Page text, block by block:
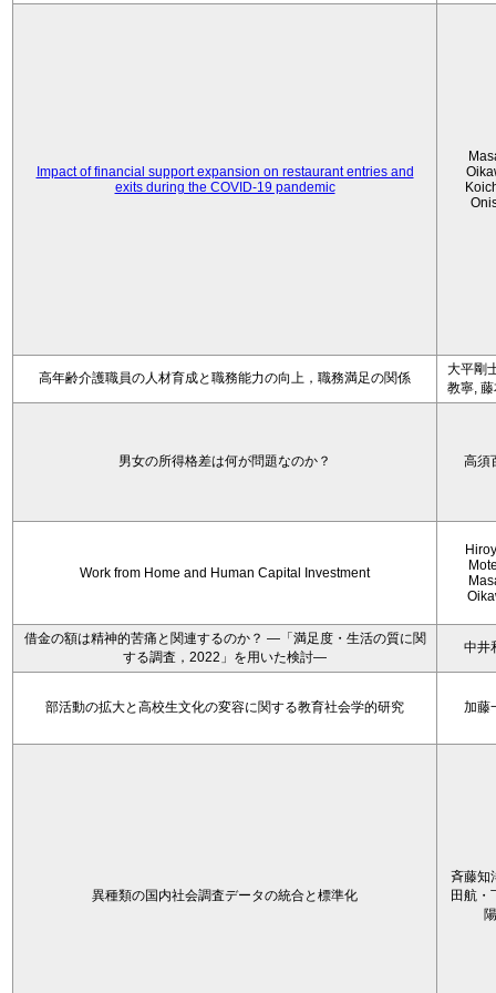
Impact of financial support expansion on restaurant entries and
exits during the COVID-19 pandemic
高年齢介護職員の人材育成と職務能力の向上，職務満足の関係
大平剛
教寧,
男女の所得格差は何が問題なのか？ 高須
Work from Home and Human Capital Investment
借金の額は精神的苦痛と関連するのか？ ―「満足度・生活の質に関
する調査，2022」を用いた検討―
中井
部活動の拡大と高校生文化の変容に関する教育社会学的研究 加藤
異種類の国内社会調査データの統合と標準化
斉藤知
田航・
陽